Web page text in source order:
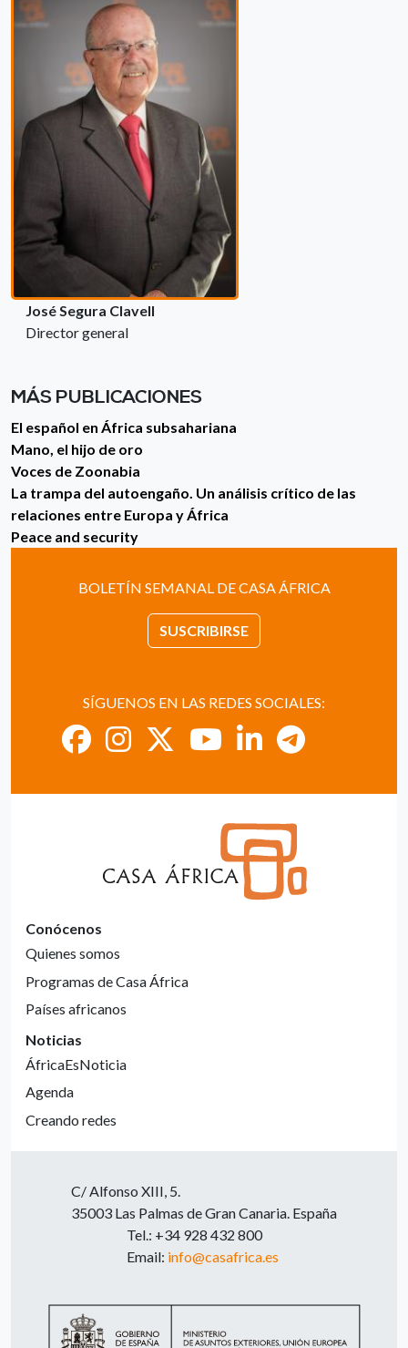
José Segura Clavell
Director general
MÁS PUBLICACIONES
El español en África subsahariana
Mano, el hijo de oro
Voces de Zoonabia
La trampa del autoengaño. Un análisis crítico de las
relaciones entre Europa y África
Peace and security
BOLETÍN SEMANAL DE CASA ÁFRICA
SUSCRIBIRSE
SÍGUENOS EN LAS REDES SOCIALES:
Conócenos
Quienes somos
Programas de Casa África
Países africanos
Noticias
ÁfricaEsNoticia
Agenda
Creando redes
C/ Alfonso XIII, 5.
35003 Las Palmas de Gran Canaria. España
Tel.: +34 928 432 800
Email: info@casafrica.es